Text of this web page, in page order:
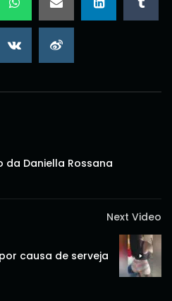
da Daniella Rossana
Next Video
causa de serveja